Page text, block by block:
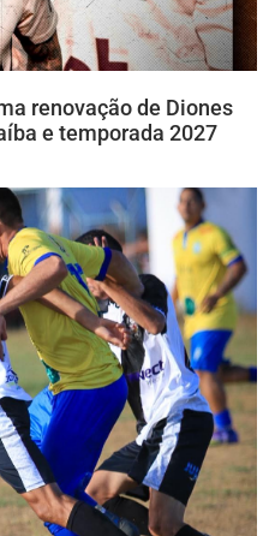
renovação de Diones
e temporada 2027